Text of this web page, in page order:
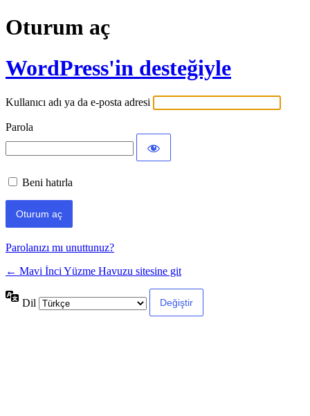
Oturum aç
WordPress'in desteğiyle
Kullanıcı adı ya da e-posta adresi
Parola
Beni hatırla
Parolanızı mı unuttunuz?
← Mavi İnci Yüzme Havuzu sitesine git
Dil